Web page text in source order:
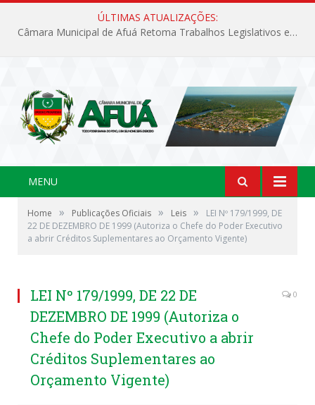
ÚLTIMAS ATUALIZAÇÕES:
Câmara Municipal de Afuá Retoma Trabalhos Legislativos em Sessão Ordinária
MENU
Home » Publicações Oficiais » Leis »
LEI Nº 179/1999, DE
22 DE DEZEMBRO DE 1999 (Autoriza o Chefe do Poder Executivo
a abrir Créditos Suplementares ao Orçamento Vigente)
LEI Nº 179/1999, DE 22 DE
DEZEMBRO DE 1999 (Autoriza o
Chefe do Poder Executivo a abrir
Créditos Suplementares ao
Orçamento Vigente)
0